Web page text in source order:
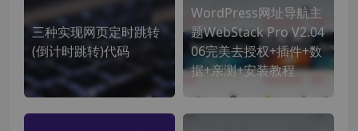
三种实现网页定时跳转
(倒计时跳转)代码
WordPress网址导航主
题WebStack Pro V2.04
06完美去授权+插件+数
据+亲测+安装教程